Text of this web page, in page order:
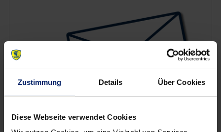
Zustimmung Details Über Cookies
Diese Webseite verwendet Cookies